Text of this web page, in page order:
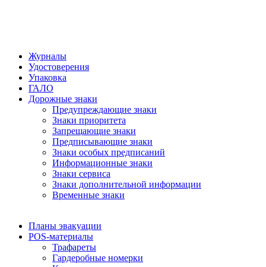
Журналы
Удостоверения
Упаковка
ГАЛО
Дорожные знаки
Предупреждающие знаки
Знаки приоритета
Запрещающие знаки
Предписывающие знаки
Знаки особых предписаний
Информационные знаки
Знаки сервиса
Знаки дополнительной информации
Временные знаки
Планы эвакуации
POS-материалы
Трафареты
Гардеробные номерки